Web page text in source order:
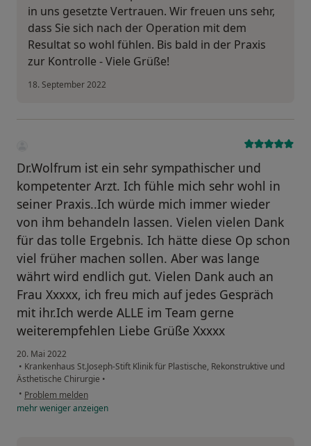
in uns gesetzte Vertrauen. Wir freuen uns sehr,
dass Sie sich nach der Operation mit dem
Resultat so wohl fühlen. Bis bald in der Praxis
zur Kontrolle - Viele Grüße!
18. September 2022
Dr.Wolfrum ist ein sehr sympathischer und
kompetenter Arzt. Ich fühle mich sehr wohl in
seiner Praxis..Ich würde mich immer wieder
von ihm behandeln lassen. Vielen vielen Dank
für das tolle Ergebnis. Ich hätte diese Op schon
viel früher machen sollen. Aber was lange
währt wird endlich gut. Vielen Dank auch an
Frau Xxxxx, ich freu mich auf jedes Gespräch
mit ihr.Ich werde ALLE im Team gerne
weiterempfehlen Liebe Grüße Xxxxx
20. Mai 2022
• Krankenhaus St.Joseph-Stift Klinik für Plastische, Rekonstruktive und
Ästhetische Chirurgie •
• Problem melden
mehrwenigeranzeigen